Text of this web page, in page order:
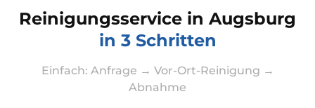
Reinigungsservice in Augsburg
in 3 Schritten
Einfach: Anfrage → Vor-Ort-Reinigung →
Abnahme